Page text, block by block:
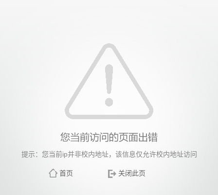
提示：您当前ip并非校内地址，该信息仅允许校内地址访问
首页 关闭此页